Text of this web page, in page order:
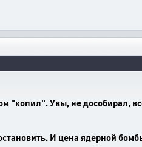
"копил". Увы, не дособирал,
И цена ядерной